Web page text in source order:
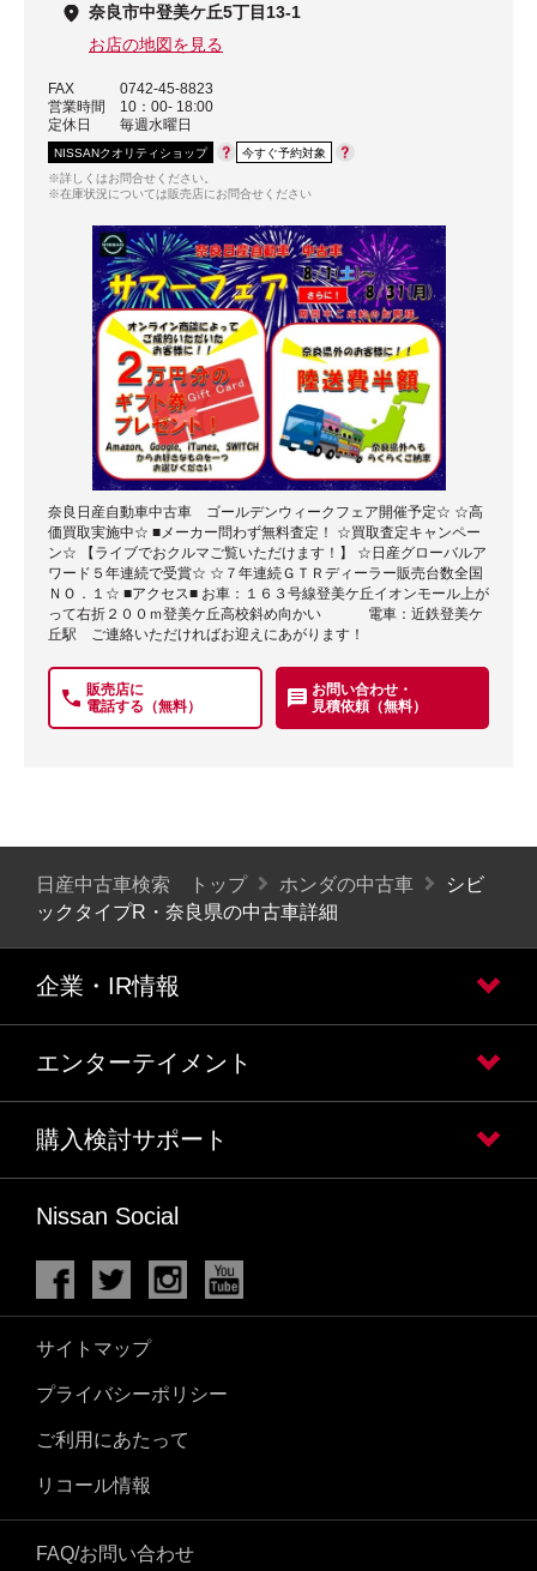
奈良市中登美ケ丘5丁目13-1
お店の地図を見る
FAX
0742-45-8823
営業時間
10：00- 18:00
定休日
毎週水曜日
NISSANクオリティショップ
今すぐ予約対象
※詳しくはお問合せください。
※在庫状況については販売店にお問合せください
奈良日産自動車中古車 ゴールデンウィークフェア開催予定☆ ☆高
価買取実施中☆ ■メーカー問わず無料査定！ ☆買取査定キャンペー
ン☆ 【ライブでおクルマご覧いただけます！】 ☆日産グローバルア
ワード５年連続で受賞☆ ☆７年連続ＧＴＲディーラー販売台数全国
ＮＯ．１☆ ■アクセス■ お車：１６３号線登美ケ丘イオンモール上が
って右折２００ｍ登美ケ丘高校斜め向かい 電車：近鉄登美ケ
丘駅 ご連絡いただければお迎えにあがります！
販売店に
電話する（無料）
お問い合わせ・
見積依頼（無料）
日産中古車検索 トップ ホンダの中古車
シビ
ックタイプR・奈良県の中古車詳細
企業・IR情報
エンターテイメント
購入検討サポート
Nissan Social
サイトマップ
プライバシーポリシー
ご利用にあたって
リコール情報
FAQ/お問い合わせ